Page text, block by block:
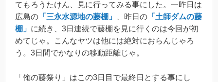
てもろうたけん、見に行ってみる事にした。一昨日は
広島の 「三永水源地の藤棚」 、昨日の 「土師ダムの藤
棚」 に続き、3日連続で藤棚を見に行くのは今回が初
めてじゃ。こんなヤツは他には絶対におらんじゃろ
う。3日間でかなりの移動距離じゃ。
「俺の藤祭り」はこの3日目で最終日とする事にし